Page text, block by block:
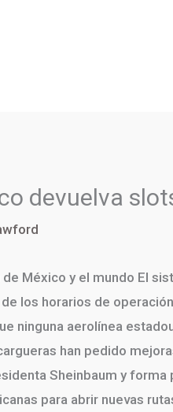
devuelva
México y el mundo El
los horarios de
ninguna aerolínea
han pedido
Sheinbaum y
para abrir nuevas